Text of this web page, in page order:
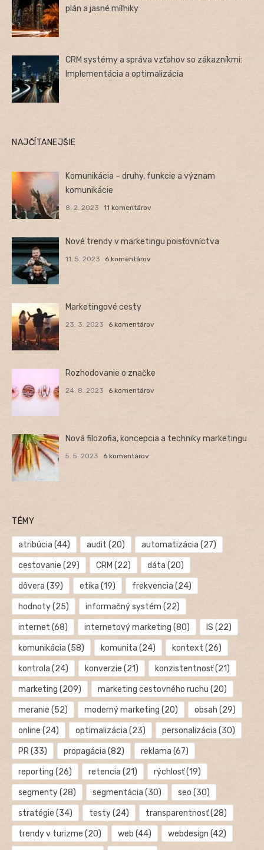
plán a jasné míľniky
CRM systémy a správa vzťahov so zákazníkmi:
Implementácia a optimalizácia
NAJČÍTANEJŠIE
Komunikácia – druhy, funkcie a význam
komunikácie
8. 2. 2023 11 komentárov
Nové trendy v marketingu poisťovníctva
11. 5. 2023 6 komentárov
Marketingové cesty
23. 3. 2023 6 komentárov
Rozhodovanie o značke
24. 8. 2023 6 komentárov
Nová filozofia, koncepcia a techniky marketingu
5. 5. 2023 6 komentárov
TÉMY
atribúcia (44) audit (20) automatizácia (27)
cestovanie (29) CRM (22) dáta (20)
dôvera (39) etika (19) frekvencia (24)
hodnoty(25) informačný systém (22)
internet (68) internetový marketing (80) IS (22)
komunikácia (58) komunita (24) kontext (26)
kontrola (24) konverzie (21) konzistentnosť(21)
marketing (209) marketing cestovného ruchu (20)
meranie (52) moderný marketing (20) obsah (29)
online (24) optimalizácia (23) personalizácia (30)
PR(33) propagácia (82) reklama (67)
reporting (26) retencia (21) rýchlosť(19)
segmenty(28) segmentácia (30) seo (30)
stratégie (34) testy(24) transparentnosť(28)
trendy v turizme (20) web (44) webdesign (42)